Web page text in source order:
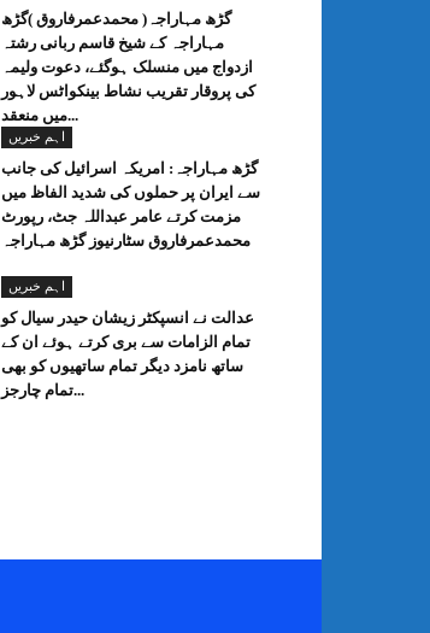
گڑھ مہاراجہ( محمدعمرفاروق )گڑھ
مہاراجہ کے شیخ قاسم ربانی رشتہ
ازدواج میں منسلک ہوگئے، دعوت ولیمہ
کی پروقار تقریب نشاط بینکواٹس لاہور
میں منعقد...
اہم خبریں
گڑھ مہاراجہ: امریکہ اسرائیل کی جانب
سے ایران پر حملوں کی شدید الفاظ میں
مزمت کرتے عامر عبداللہ جٹ، رپورٹ
محمدعمرفاروق سٹارنیوز گڑھ مہاراجہ
اہم خبریں
عدالت نے انسپکٹر زیشان حیدر سیال کو
تمام الزامات سے بری کرتے ہوئے ان کے
ساتھ نامزد دیگر تمام ساتھیوں کو بھی
تمام چارجز...